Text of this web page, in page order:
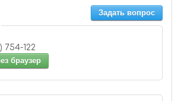
Задать вопрос
+7 (3952) 754-122
браузер